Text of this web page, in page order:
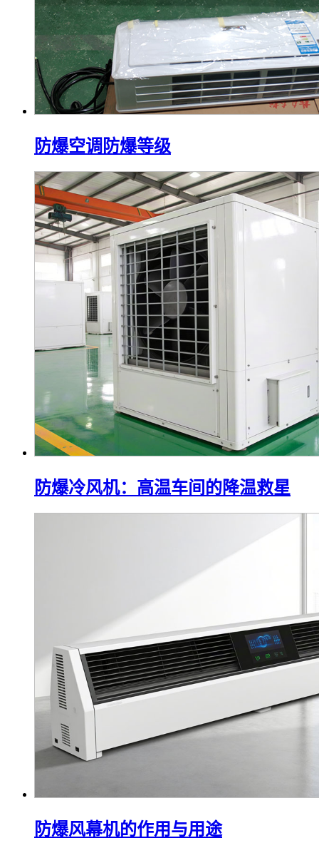
防爆空调防爆等级
防爆冷风机：高温车间的降温救星
防爆风幕机的作用与用途